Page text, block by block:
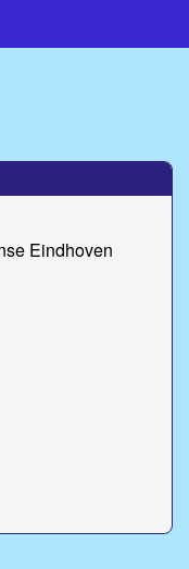
Eindhoven